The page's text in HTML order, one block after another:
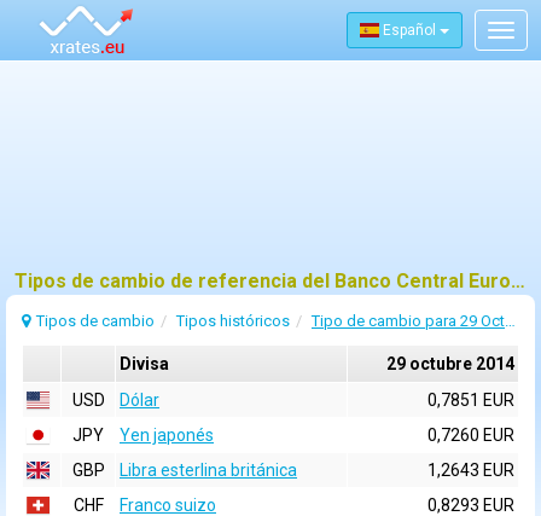
Español
Tipos de cambio de referencia del Banco Central Europeo (BCE) para 29 octubre 2014
Tipos de cambio Tipos históricos Tipo de cambio para 29 Octubre 2014
Divisa
29 octubre 2014
USD
Dólar
0,7851 EUR
JPY
Yen japonés
0,7260 EUR
GBP
Libra esterlina británica
1,2643 EUR
CHF
Franco suizo
0,8293 EUR